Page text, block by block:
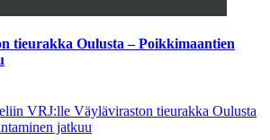
tieurakka Oulusta – Poikkimaantien
VRJ:lle Väyläviraston tieurakka Oulusta
jatkuu